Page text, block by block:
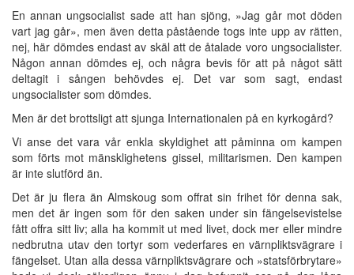
En annan ungsocialist sade att han sjöng, »Jag går mot döden
vart jag går», men även detta påstående togs inte upp av rätten,
nej, här dömdes endast av skäl att de åtalade voro ungsocialister.
Någon annan dömdes ej, och några bevis för att på något sätt
deltagit i sången behövdes ej. Det var som sagt, endast
ungsocialister som dömdes.
Men är det brottsligt att sjunga Internationalen på en kyrkogård?
Vi anse det vara vår enkla skyldighet att påminna om kampen
som förts mot mänsklighetens gissel, militarismen. Den kampen
är inte slutförd än.
Det är ju flera än Almskoug som offrat sin frihet för denna sak,
men det är ingen som för den saken under sin fängelsevistelse
fått offra sitt liv; alla ha kommit ut med livet, dock mer eller mindre
nedbrutna utav den tortyr som vederfares en värnpliktsvägrare i
fängelset. Utan alla dessa värnpliktsvägrare och »statsförbrytare»